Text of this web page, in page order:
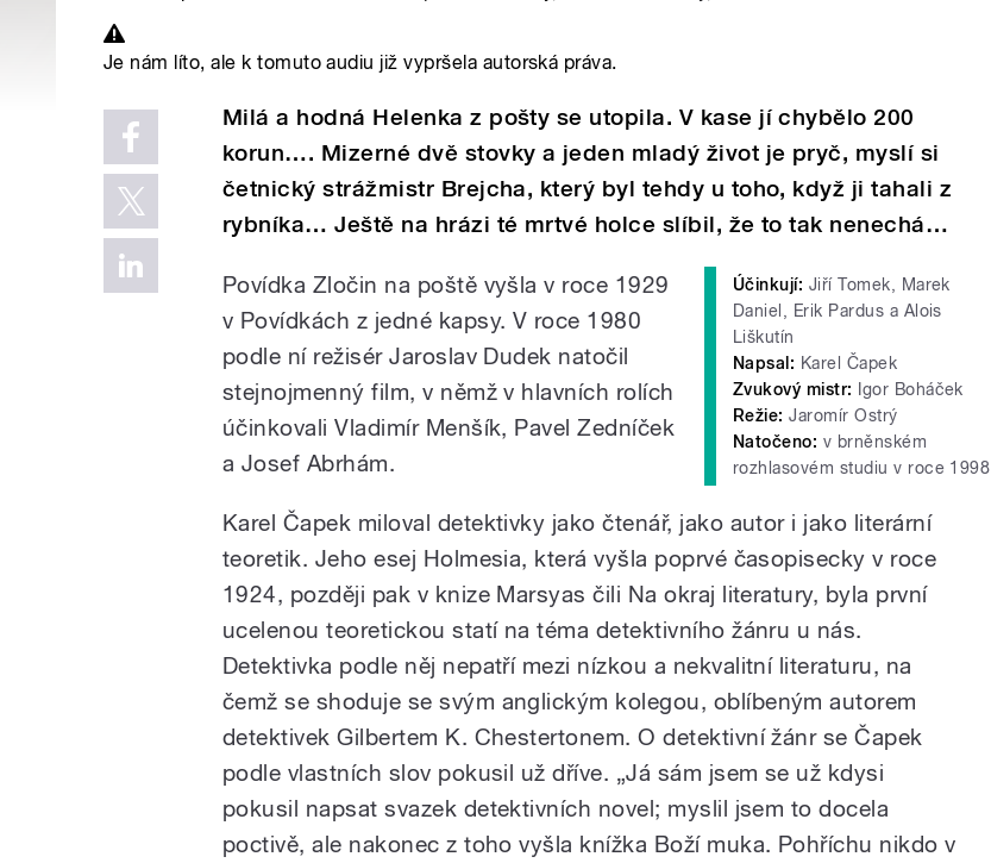
Je nám líto, ale k tomuto audiu již vypršela autorská práva.
Milá a hodná Helenka z pošty se utopila. V kase jí chybělo 200
korun…. Mizerné dvě stovky a jeden mladý život je pryč, myslí si
četnický strážmistr Brejcha, který byl tehdy u toho, když ji tahali z
rybníka… Ještě na hrázi té mrtvé holce slíbil, že to tak nenechá…
Účinkují: Jiří Tomek, Marek
Daniel, Erik Pardus a Alois
Liškutín
Napsal: Karel Čapek
Zvukový mistr:
Igor Boháček
Režie: Jaromír Ostrý
Natočeno: v brněnském
rozhlasovém studiu v roce 1998
Povídka Zločin na poště vyšla v roce 1929
v Povídkách z jedné kapsy. V roce 1980
podle ní režisér Jaroslav Dudek natočil
stejnojmenný film, v němž v hlavních rolích
účinkovali Vladimír Menšík, Pavel Zedníček
a Josef Abrhám.
Karel Čapek miloval detektivky jako čtenář, jako autor i jako literární
teoretik. Jeho esej Holmesia, která vyšla poprvé časopisecky v roce
1924, později pak v knize Marsyas čili Na okraj literatury, byla první
ucelenou teoretickou statí na téma detektivního žánru u nás.
Detektivka podle něj nepatří mezi nízkou a nekvalitní literaturu, na
čemž se shoduje se svým anglickým kolegou, oblíbeným autorem
detektivek Gilbertem K. Chestertonem. O detektivní žánr se Čapek
podle vlastních slov pokusil už dříve. „Já sám jsem se už kdysi
pokusil napsat svazek detektivních novel; myslil jsem to docela
poctivě, ale nakonec z toho vyšla knížka Boží muka. Pohříchu nikdo v